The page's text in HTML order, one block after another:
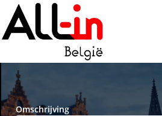
Omschrijving